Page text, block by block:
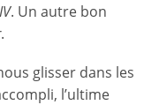
. Un autre bon
.
glisser dans les
l’ultime